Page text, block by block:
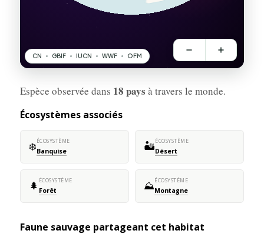
Espèce observée dans 18 pays à travers le monde.
Écosystèmes associés
❄️ÉCOSYSTÈME
Banquise 🏜️ÉCOSYSTÈME
Désert
🌲 ÉCOSYSTÈME
Forêt ⛰️ÉCOSYSTÈME
Montagne
Faune sauvage partageant cet habitat